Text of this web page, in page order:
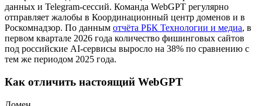
данных и Telegram-сессий. Команда WebGPT регулярно
отправляет жалобы в Координационный центр доменов и в
Роскомнадзор. По данным отчёта РБК Технологии и медиа, в
первом квартале 2026 года количество фишинговых сайтов
под российские AI-сервисы выросло на 38% по сравнению с
тем же периодом 2025 года.
Как отличить настоящий WebGPT